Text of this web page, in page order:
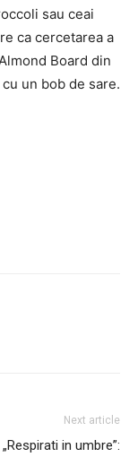
sau ceai
ca cercetarea a
Board din
un bob de sare.
Next article
in umbre”: